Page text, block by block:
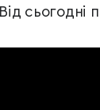
Від сьогодні